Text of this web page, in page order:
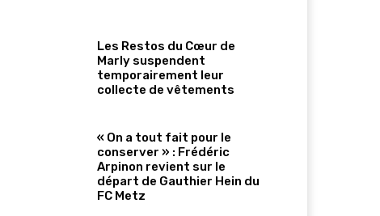
Les Restos du Cœur de
Marly suspendent
temporairement leur
collecte de vêtements
« On a tout fait pour le
conserver » : Frédéric
Arpinon revient sur le
départ de Gauthier Hein du
FC Metz